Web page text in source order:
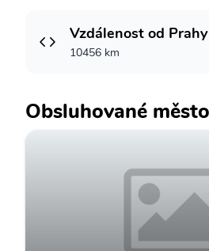
Vzdálenost od Prahy
10456 km
Obsluhované město